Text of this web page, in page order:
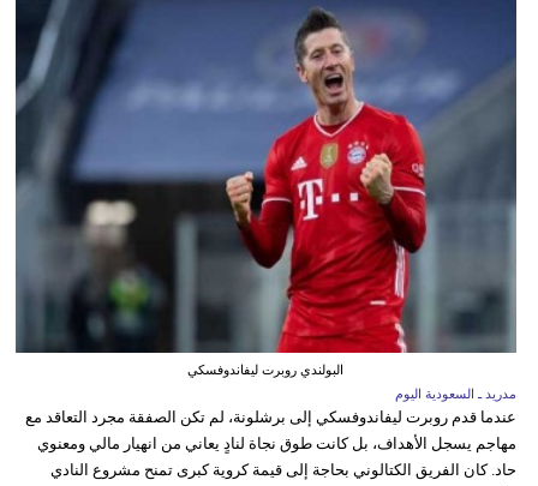
البولندي روبرت ليفاندوفسكي
مدريد ـ السعودية اليوم
عندما قدم روبرت ليفاندوفسكي إلى برشلونة، لم تكن الصفقة مجرد التعاقد مع
مهاجم يسجل الأهداف، بل كانت طوق نجاة لنادٍ يعاني من انهيار مالي ومعنوي
حاد. كان الفريق الكتالوني بحاجة إلى قيمة كروية كبرى تمنح مشروع النادي